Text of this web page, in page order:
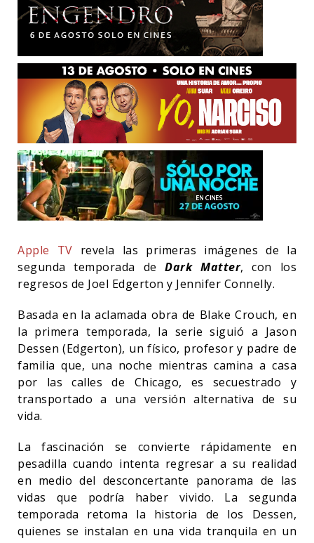
Apple TV revela las primeras imágenes de la
segunda temporada deDark Matter, con los
regresos de Joel Edgerton y Jennifer Connelly.
Basada en la aclamada obra de Blake Crouch, en
la primera temporada, la serie siguió a Jason
Dessen (Edgerton), un físico, profesor y padre de
familia que, una noche mientras camina a casa
por las calles de Chicago, es secuestrado y
transportado a una versión alternativa de su
vida.
La fascinación se convierte rápidamente en
pesadilla cuando intenta regresar a su realidad
en medio del desconcertante panorama de las
vidas que podría haber vivido. La segunda
temporada retoma la historia de los Dessen,
quienes se instalan en una vida tranquila en un